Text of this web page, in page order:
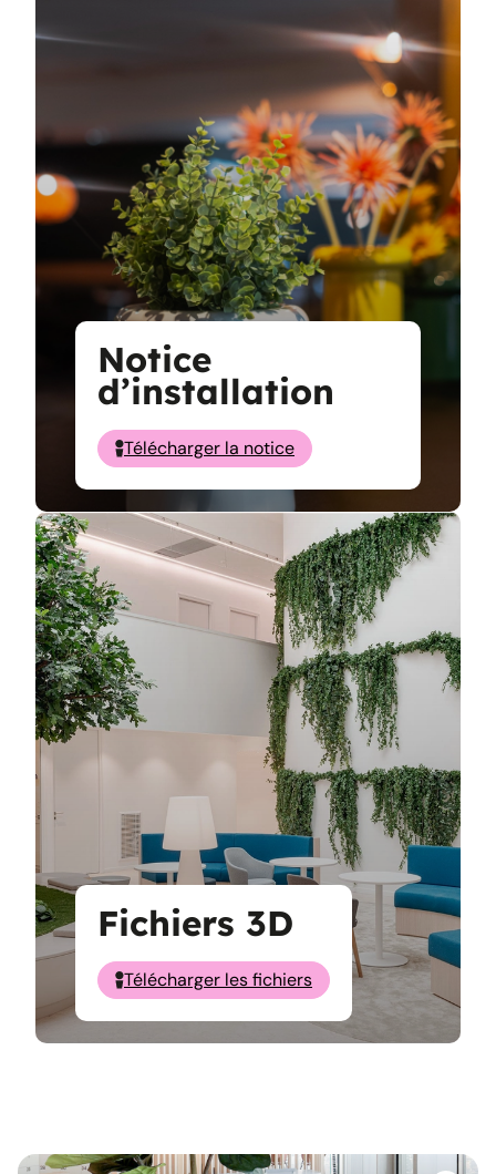
Notice
d’installation
Télécharger la notice
Fichiers 3D
Télécharger les fichiers